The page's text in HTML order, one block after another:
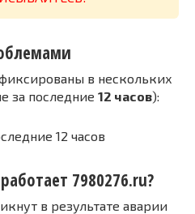
в нескольких
за последние 12 часов):
12 часов
7980276.ru?
в результате аварии